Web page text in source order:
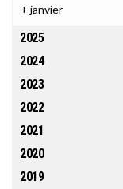
+ janvier
2025
2024
2023
2022
2021
2020
2019